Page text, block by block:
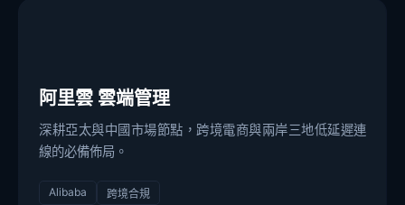
阿里雲 雲端管理
深耕亞太與中國市場節點，跨境電商與兩岸三地低延遲連
線的必備佈局。
Alibaba 跨境合規